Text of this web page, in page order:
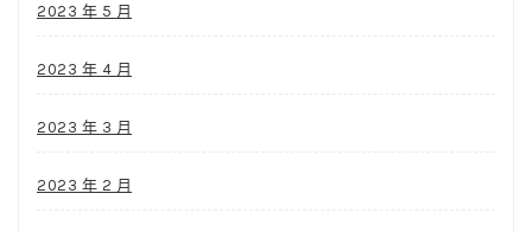
2023 年 5 月
2023 年 4 月
2023 年 3 月
2023 年 2 月